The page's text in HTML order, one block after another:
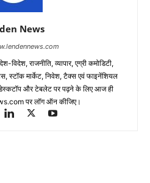
News
विदेश, राजनीति, व्यापार, एग्री कमोडिटी,
स्टॉक मार्केट, निवेश, टैक्स एवं फाइनेंशियल
डेस्कटॉप और टेबलेट पर पढ़ने के लिए आज ही
पर लॉग ऑन कीजिए।